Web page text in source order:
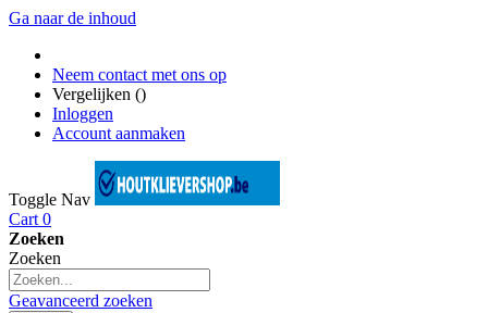
Ga naar de inhoud
Neem contact met ons op
Vergelijken ()
Inloggen
Account aanmaken
Toggle Nav
Cart 0
Zoeken
Zoeken
Geavanceerd zoeken